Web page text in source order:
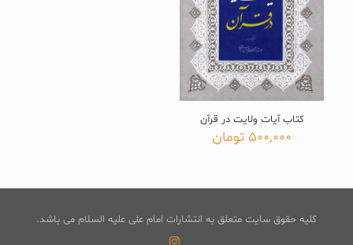
کتاب آیات ولایت در قرآن
500,000 تومان
کلیه حقوق سایت متعلق به انتشارات امام علی علیه السلام می باشد.